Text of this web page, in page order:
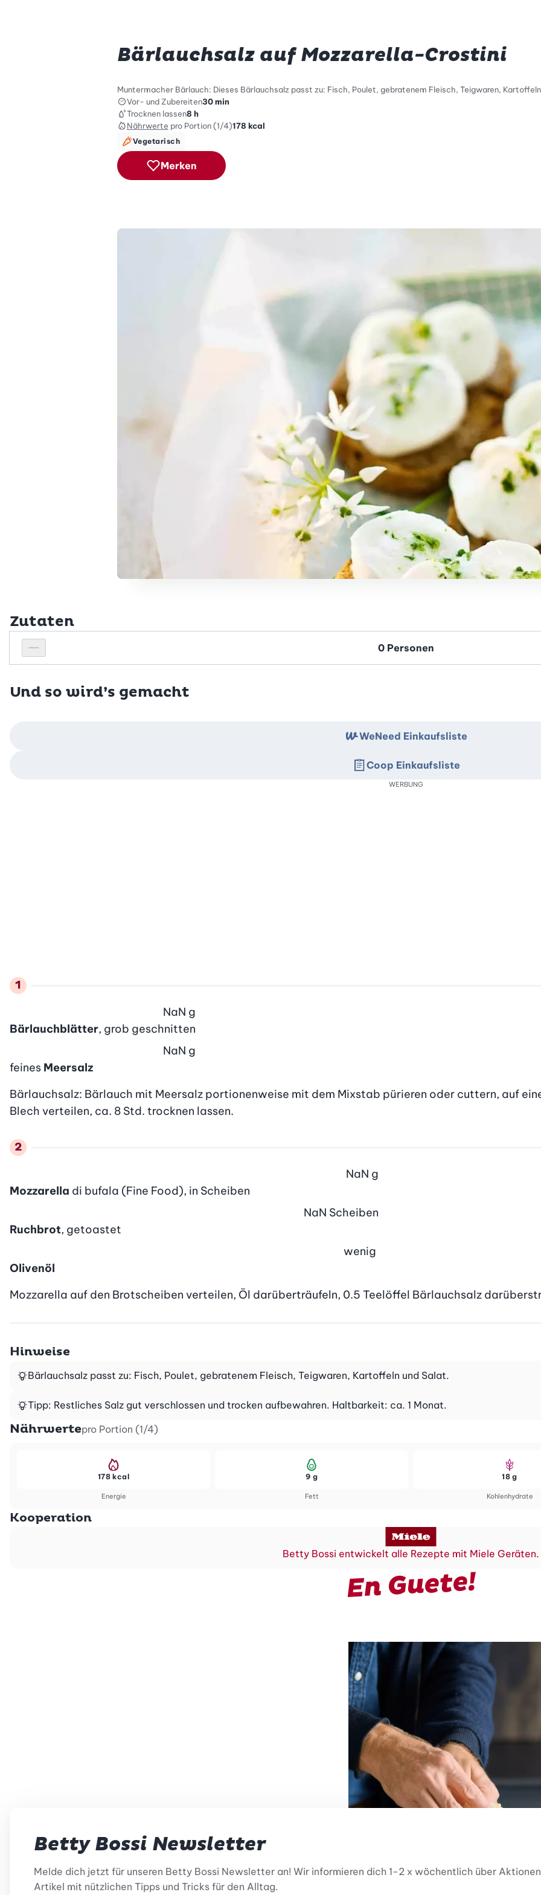
Bärlauchsalz auf Mozzarella-Crostini
Muntermacher Bärlauch: Dieses Bärlauchsalz passt zu: Fisch, Poulet, gebratenem Fleisch, Teigwaren,
Vor- und Zubereiten30 min
Trocknen lassen8 h
Nährwerte pro Portion (1/4)178 kcal
Vegetarisch
Merken
Zutaten
Personenanzahl verringern
Personenanzahl
Und so wird’s gemacht
Bärlauchblätter, grob geschnitten
NaN g
feines Meersalz
NaN g
Bärlauchsalz: Bärlauch mit Meersalz portionenweise mit dem Mixstab pürieren oder cuttern, auf
Blech verteilen, ca. 8 Std. trocknen lassen.
Mozzarella di bufala (Fine Food), in Scheiben
NaN g
Ruchbrot, getoastet
NaN Scheiben
Olivenöl
wenig
Mozzarella auf den Brotscheiben verteilen, Öl darüberträufeln, 0.5 Teelöffel Bärlauchsalz
WeNeed Einkaufsliste
Coop Einkaufsliste
WERBUNG
Hinweise
Bärlauchsalz passt zu: Fisch, Poulet, gebratenem Fleisch, Teigwaren, Kartoffeln und Salat.
Tipp: Restliches Salz gut verschlossen und trocken aufbewahren. Haltbarkeit: ca. 1 Monat.
Nährwertepro Portion (1/4)
Energie
178 kcal
Fett
9 g
Kohlenhydrate
18 g
Kooperation
Betty Bossi entwickelt alle Rezepte mit Miele Geräten.
En Guete!
Betty Bossi Newsletter
Melde dich jetzt für unseren Betty Bossi Newsletter an! Wir informieren dich 1-2 x wöchentlich über
Artikel mit nützlichen Tipps und Tricks für den Alltag.